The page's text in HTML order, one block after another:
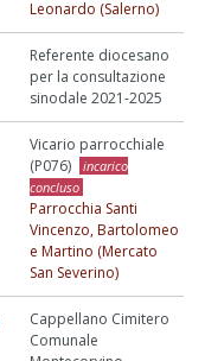
Leonardo (Salerno)
Referente diocesano
per la consultazione
sinodale 2021-2025
Vicario parrocchiale
(P076)
incarico
concluso
Parrocchia Santi
Vincenzo, Bartolomeo
e Martino (Mercato
San Severino)
Cappellano Cimitero
Comunale